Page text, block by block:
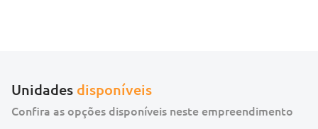
Unidades disponíveis
Confira as opções disponíveis neste empreendimento